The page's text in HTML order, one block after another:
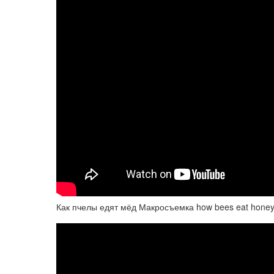
Как пчелы едят мёд Макросъемка how bees eat